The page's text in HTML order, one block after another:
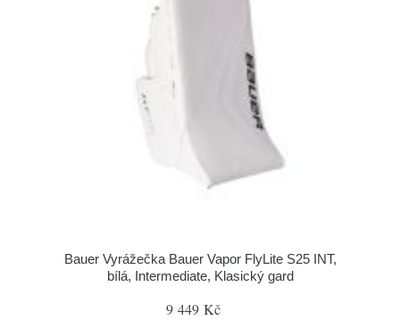
Bauer Vyrážečka Bauer Vapor FlyLite S25 INT,
bílá, Intermediate, Klasický gard
9 449 Kč